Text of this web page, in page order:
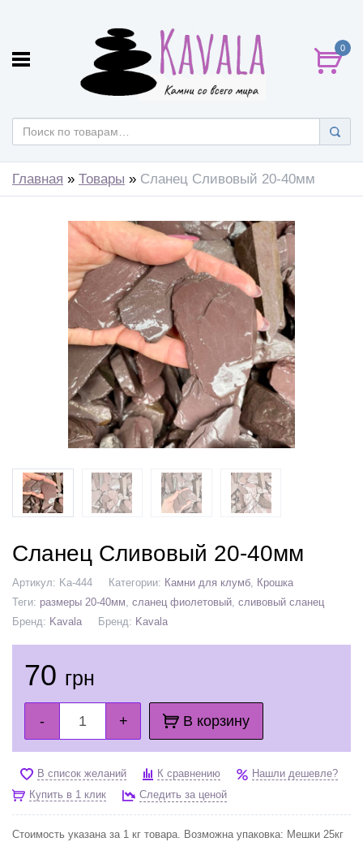
0
Главная » Товары » Сланец Сливовый 20-40мм
Сланец Сливовый 20-40мм
Артикул: Ka-444 Категории: Камни для клумб, Крошка
Теги: размеры 20-40мм, сланец фиолетовый, сливовый сланец
Бренд: Kavala Бренд: Kavala
70 грн
- + В корзину
В список желаний К сравнению
Нашли дешевле?
Купить в 1 клик
Следить за ценой
Стоимость указана за 1 кг товара. Возможна упаковка: Мешки 25кг